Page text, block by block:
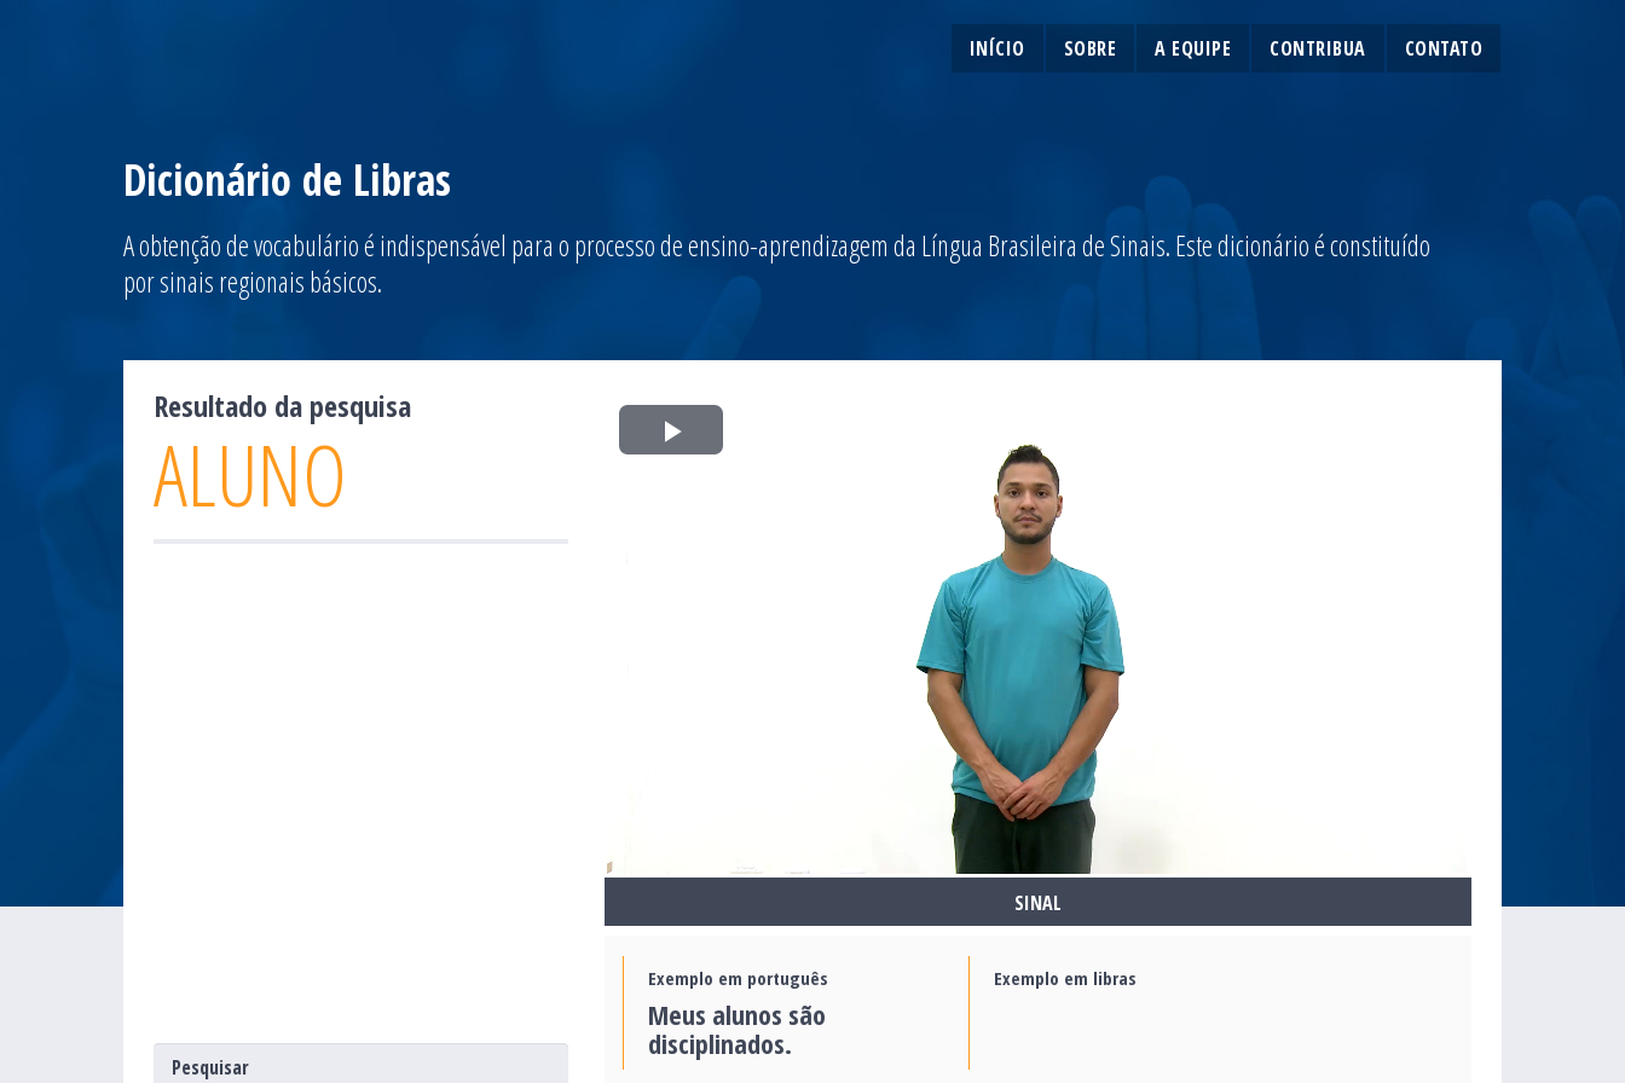
INÍCIO SOBRE A EQUIPE CONTRIBUA CONTATO
Dicionário de Libras
A obtenção de vocabulário é indispensável para o processo de ensino-aprendizagem da Língua Brasileira de Sinais. Este dicionário é constituído
por sinais regionais básicos.
Play
SINAL
Exemplo em português
Meus alunos são
disciplinados.
Exemplo em libras
Resultado da pesquisa
ALUNO